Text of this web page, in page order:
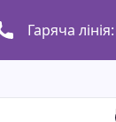
Гаряча лінія: